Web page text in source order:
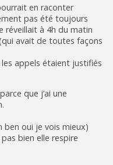
en raconter
pas été toujours
réveillait à 4h du matin
avait de toutes façons
appels étaient justifiés
que j’ai une
ben oui je vois mieux)
bien elle respire